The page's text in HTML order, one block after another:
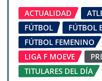
ACTUALIDAD
FÚTBOL
FÚTBOL
FÚTBOL FEMENINO
LIGA F MOEVE
TITULARES DEL DÍA